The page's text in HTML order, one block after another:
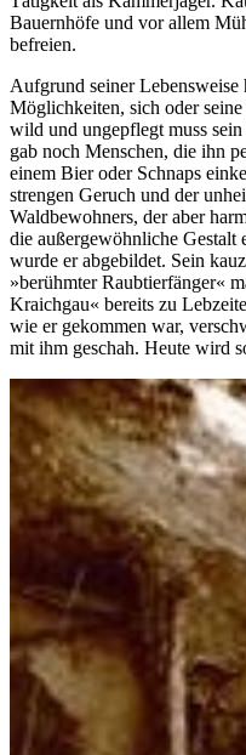
Bauernhöfe und vor allem
befreien.
Aufgrund seiner Lebensweise
Möglichkeiten, sich oder
wild und ungepflegt muss
gab noch Menschen, die ihn
einem Bier oder Schnaps
strengen Geruch und der
Waldbewohners, der aber
die außergewöhnliche Gestalt
wurde er abgebildet. Sein
»berühmter Raubtierfänger«
Kraichgau« bereits zu
wie er gekommen war,
mit ihm geschah. Heute wird